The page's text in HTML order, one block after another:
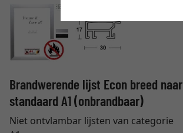
Brandwerende lijst Econ breed naar
standaard A1 (onbrandbaar)
Niet ontvlambar lijsten van categorie